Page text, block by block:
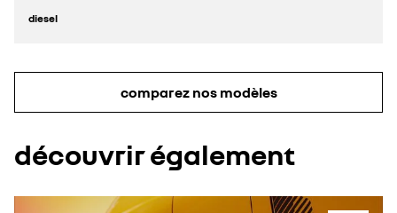
diesel
comparez nos modèles
découvrir également